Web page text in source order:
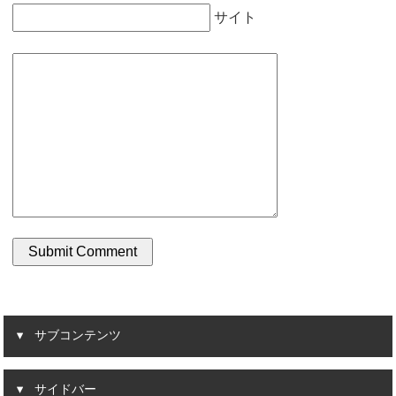
サイト
サブコンテンツ
サイドバー